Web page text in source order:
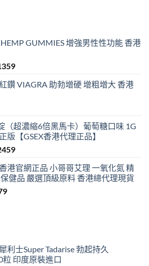
GUMMIES 增強男性性功能 香港
Price
$489
鑽 VIAGRA 助勃增硬 增粗增大 香港
（超濃縮6倍黑馬卡）葡萄糖口味 1G
版【GSEX香港代理正品】
Price
$759
through
港官網正品 小哥哥艾理 一氧化氮 精
健品 嚴選頂級原料 香港總代理現貨
Current
利士Super Tadarise 勃起持久
粒 印度原裝進口